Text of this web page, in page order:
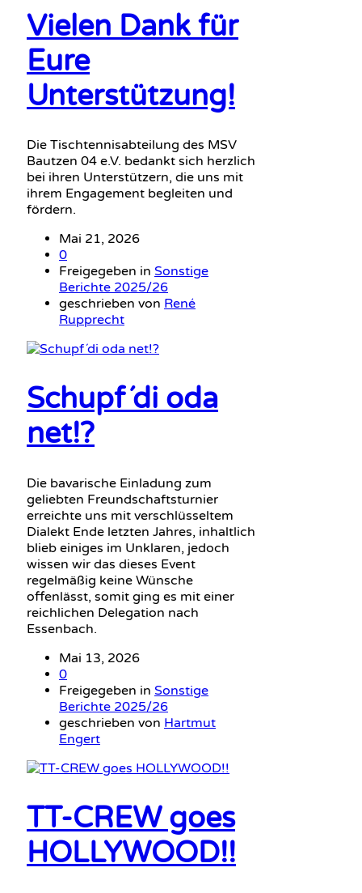
Vielen Dank für
Eure
Unterstützung!
Die Tischtennisabteilung des MSV
Bautzen 04 e.V. bedankt sich herzlich
bei ihren Unterstützern, die uns mit
ihrem Engagement begleiten und
fördern.
Mai 21, 2026
0
Freigegeben in Sonstige
Berichte 2025/26
geschrieben von René
Rupprecht
Schupf´di oda
net!?
Die bavarische Einladung zum
geliebten Freundschaftsturnier
erreichte uns mit verschlüsseltem
Dialekt Ende letzten Jahres, inhaltlich
blieb einiges im Unklaren, jedoch
wissen wir das dieses Event
regelmäßig keine Wünsche
offenlässt, somit ging es mit einer
reichlichen Delegation nach
Essenbach.
Mai 13, 2026
0
Freigegeben in Sonstige
Berichte 2025/26
geschrieben von Hartmut
Engert
TT-CREW goes
HOLLYWOOD!!